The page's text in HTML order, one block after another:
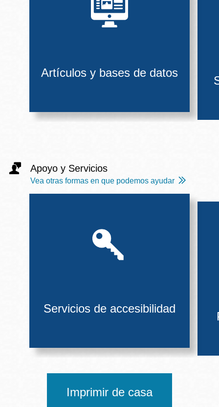
Artículos y bases de datos
Apoyo y Servicios
Vea otras formas en que podemos ayudar
Servicios de accesibilidad
Imprimir de casa